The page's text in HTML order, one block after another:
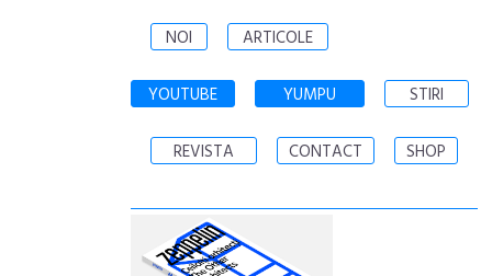
NOI ARTICOLE
YOUTUBE YUMPU STIRI
REVISTA CONTACT SHOP